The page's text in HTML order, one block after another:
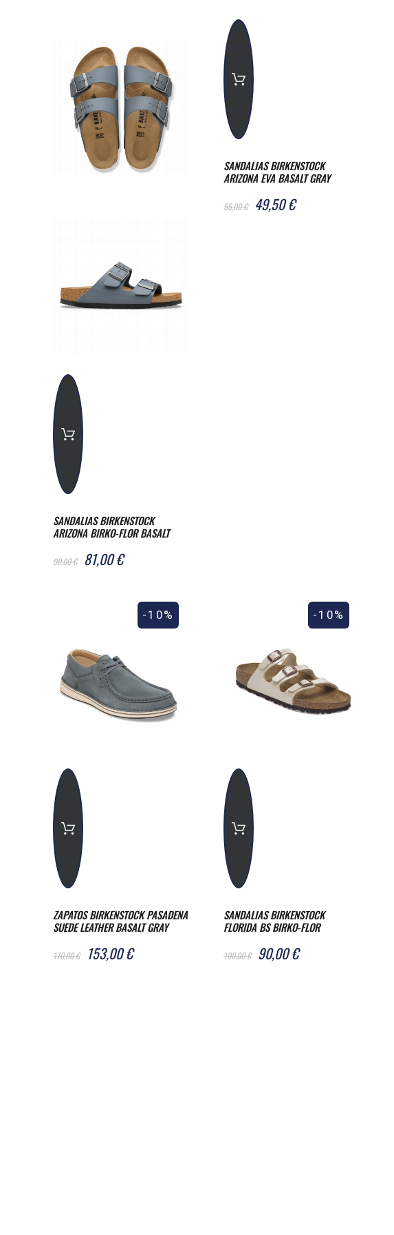
SANDALIAS BIRKENSTOCK
ARIZONA BIRKO-FLOR BASALT
90,00 € 81,00 €
SANDALIAS BIRKENSTOCK
ARIZONA EVA BASALT GRAY
55,00 € 49,50 €
ZAPATOS BIRKENSTOCK PASADENA
SUEDE LEATHER BASALT GRAY
170,00 € 153,00 €
-10%
SANDALIAS BIRKENSTOCK
FLORIDA BS BIRKO-FLOR
100,00 € 90,00 €
-10%